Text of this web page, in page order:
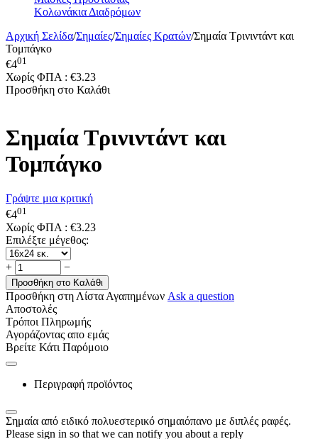
Κολωνάκια Διαδρόμων
Αρχική Σελίδα/Σημαίες/Σημαίες Κρατών/Σημαία Τρινιντάντ και
Τομπάγκο
€401
Χωρίς ΦΠΑ : €3.23
Προσθήκη στο Καλάθι
Σημαία Τρινιντάντ και
Τομπάγκο
Γράψτε μια κριτική
€401
Χωρίς ΦΠΑ : €3.23
Επιλέξτε μέγεθος:
+ −
Προσθήκη στο Καλάθι
Προσθήκη στη Λίστα Αγαπημένων Ask a question
Αποστολές
Τρόποι Πληρωμής
Αγοράζοντας απο εμάς
Βρείτε Κάτι Παρόμοιο
Περιγραφή προϊόντος
Σημαία από ειδικό πολυεστερικό σημαιόπανο με διπλές ραφές.
Please sign in so that we can notify you about a reply